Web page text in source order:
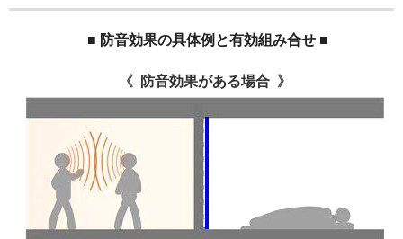
■ 防音効果の具体例と有効組み合せ ■
防音効果がある場合